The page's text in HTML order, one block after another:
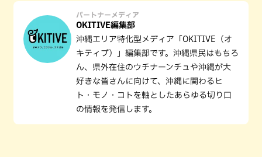
パートナーメディア
OKITIVE編集部
沖縄エリア特化型メディア「OKITIVE（オ
キティブ）」編集部です。沖縄県民はもちろ
ん、県外在住のウチナーンチュや沖縄が大
好きな皆さんに向けて、沖縄に関わるヒ
ト・モノ・コトを軸としたあらゆる切り口
の情報を発信します。